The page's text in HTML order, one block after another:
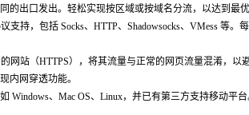
的出口发出。轻松实现按区域或按域名分流，以达到最优
持，包括 Socks、HTTP、Shadowsocks、VMess 等
网站（HTTPS），将其流量与正常的网页流量混淆，以
内网穿透功能。
Windows、Mac OS、Linux，并已有第三方支持移动平台